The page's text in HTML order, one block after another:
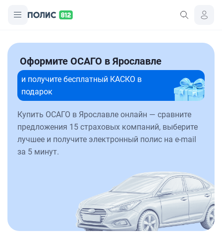
Оформите ОСАГО в Ярославле
и получите бесплатный КАСКО в
подарок
Купить ОСАГО в Ярославле онлайн — сравните
предложения 15 страховых компаний, выберите
лучшее и получите электронный полис на e-mail
за 5 минут.